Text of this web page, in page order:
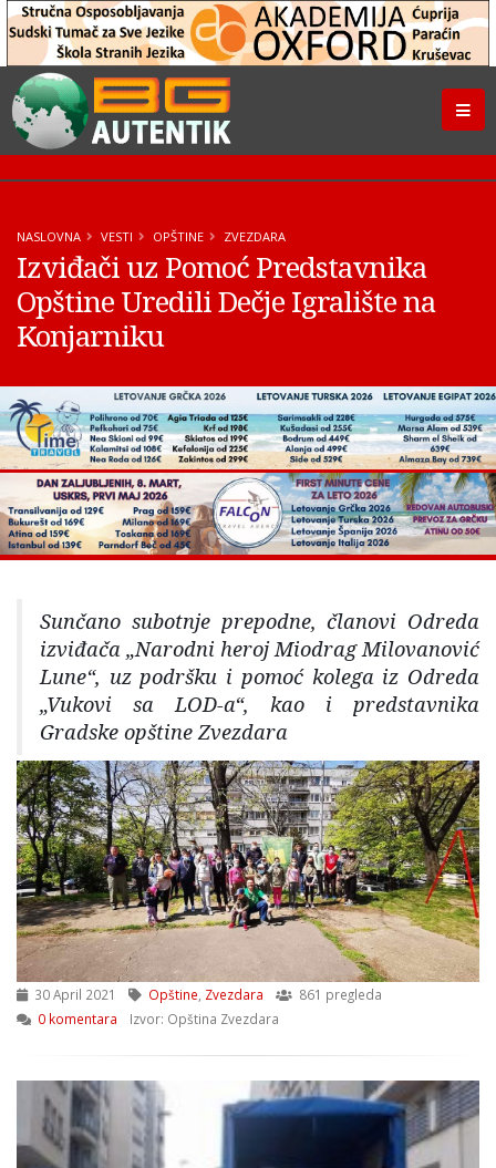
NASLOVNA VESTI OPŠTINE ZVEZDARA
Izviđači uz Pomoć Predstavnika
Opštine Uredili Dečje Igralište na
Konjarniku
Sunčano subotnje prepodne, članovi Odreda
izviđača „Narodni heroj Miodrag Milovanović
Lune“, uz podršku i pomoć kolega iz Odreda
„Vukovi sa LOD-a“, kao i predstavnika
Gradske opštine Zvezdara
30 April 2021 Opštine, Zvezdara
861 pregleda
0 komentara
Izvor: Opština Zvezdara